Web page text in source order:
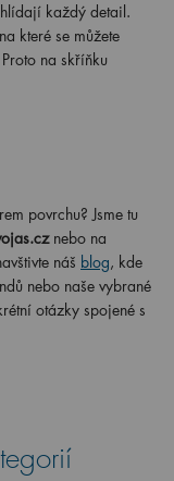
každý detail.
které se můžete
na skříňku
povrchu? Jsme tu
nebo na
náš blog, kde
nebo naše vybrané
otázky spojené s